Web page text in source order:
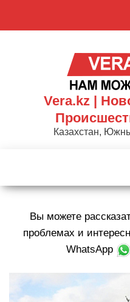
Vera.kz |
Казахстан,
Вы можете
проблемах и
WhatsApp